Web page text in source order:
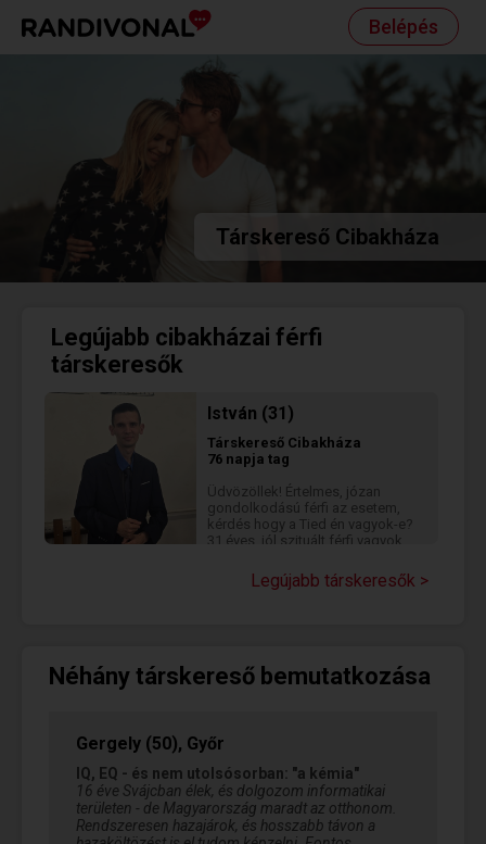
Belépés
Társkereső Cibakháza
Legújabb cibakházai férfi
társkeresők
István (31)
Társkereső Cibakháza
76 napja tag
Üdvözöllek! Értelmes, józan
gondolkodású férfi az esetem,
kérdés hogy a Tied én vagyok-e?
31 éves, jól szituált férfi vagyok,
olvashatsz rólam, hogy például
170 cm magas férfi vagyok.
Legújabb társkeresők >
Néhány társkereső bemutatkozása
Gergely (50), Győr
IQ, EQ - és nem utolsósorban: "a kémia"
16 éve Svájcban élek, és dolgozom informatikai
területen - de Magyarország maradt az otthonom.
Rendszeresen hazajárok, és hosszabb távon a